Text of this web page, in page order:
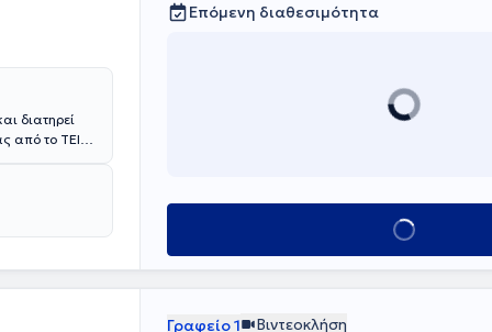
διατηρεί
από το ΤΕΙ
Ψυχικής
Επόμενη διαθεσιμότητα
Κλείσε ραντεβού
Γραφείο 1 Βιντεοκλήση